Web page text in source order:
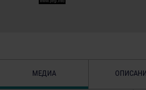
МЕДИА